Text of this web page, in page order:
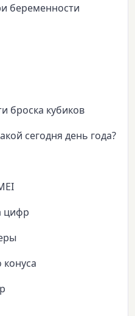
беременности
броска кубиков
сегодня день года?
цифр
конуса